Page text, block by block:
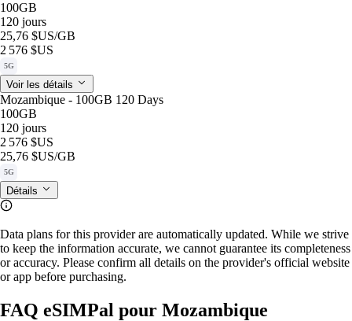
100GB
120 jours
25,76 $US/GB
2 576 $US
5G
Voir les détails
Mozambique - 100GB 120 Days
100GB
120 jours
2 576 $US
25,76 $US/GB
5G
Détails
Data plans for this provider are automatically updated. While we strive
to keep the information accurate, we cannot guarantee its completeness
or accuracy. Please confirm all details on the provider's official website
or app before purchasing.
FAQ eSIMPal pour Mozambique